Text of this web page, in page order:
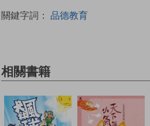
關鍵字詞： 品德教育
相關書籍